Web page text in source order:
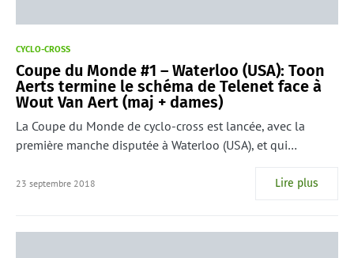
CYCLO-CROSS
Coupe du Monde #1 – Waterloo (USA): Toon
Aerts termine le schéma de Telenet face à
Wout Van Aert (maj + dames)
La Coupe du Monde de cyclo-cross est lancée, avec la
première manche disputée à Waterloo (USA), et qui…
23 septembre 2018 Lire plus